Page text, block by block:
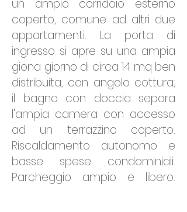
un ampio corridoio esterno
coperto, comune ad altri due
appartamenti. La porta di
ingresso si apre su una ampia
giona giorno di circa 14 mq ben
distribuita, con angolo cottura;
il bagno con doccia separa
l'ampia camera con accesso
ad un terrazzino coperto.
Riscaldamento autonomo e
basse spese condominiali.
Parcheggio ampio e libero.